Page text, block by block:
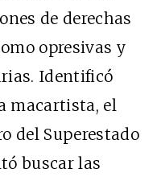
de derechas
opresivas y
Identificó
macartista, el
del Superestado
buscar las